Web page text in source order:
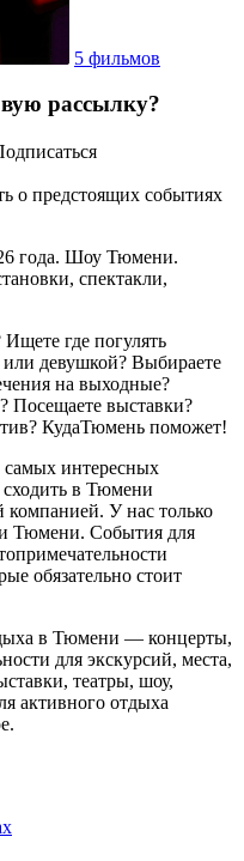
5 фильмов
рассылку?
о предстоящих событиях
года. Шоу Тюмени.
спектакли,
где погулять
или девушкой? Выбираете
на выходные?
Посещаете выставки?
КудаТюмень поможет!
интересных
в Тюмени
У нас только
Тюмени. События для
обязательно стоит
в Тюмени — концерты,
для экскурсий, места,
театры, шоу,
активного отдыха